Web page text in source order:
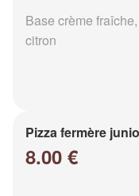
Base crème
citron
Pizza fermère
8.00 €